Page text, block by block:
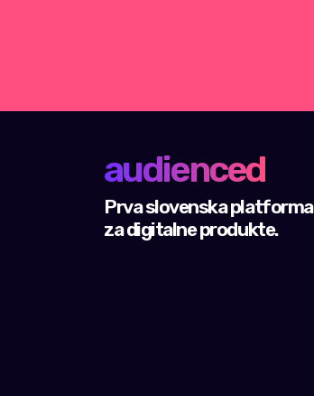
audienced
Prva slovenska platforma
za digitalne produkte.